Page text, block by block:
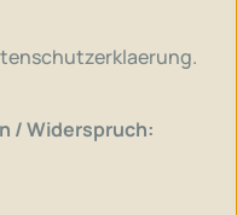
.
/ Widerspruch: